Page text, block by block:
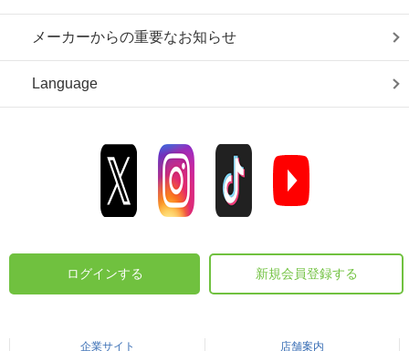
メーカーからの重要なお知らせ
Language
ログインする 新規会員登録する
企業サイト 店舗案内